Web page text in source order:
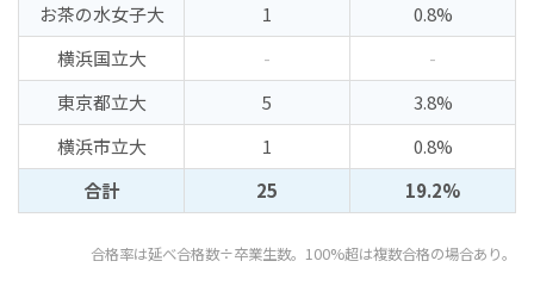
お茶の水女子大
1
0.8%
横浜国立大
-
-
東京都立大
5
3.8%
横浜市立大
1
0.8%
合計
25 19.2%
合格率は延べ合格数÷卒業生数。100%超は複数合格の場合あり。